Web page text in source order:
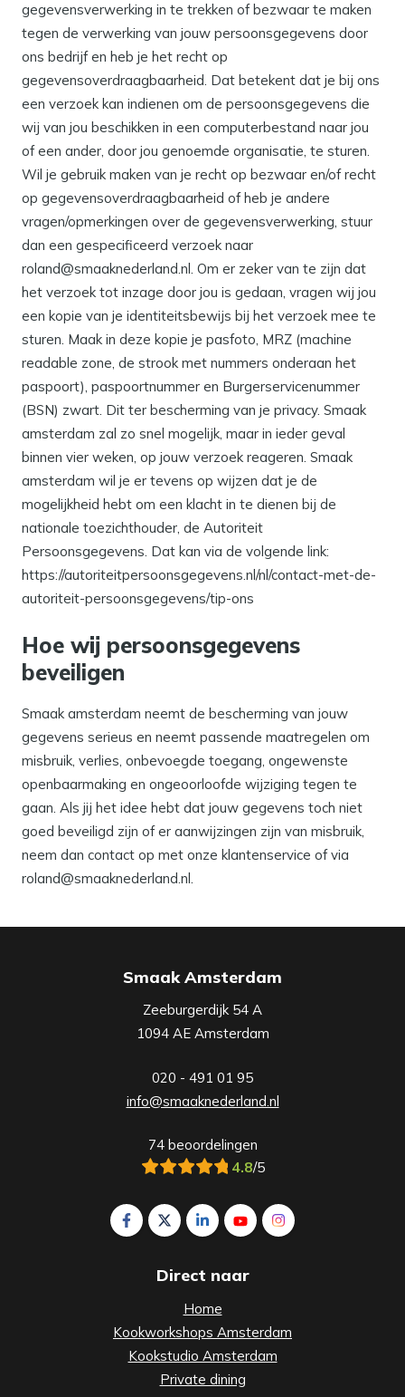
gegevensverwerking in te trekken of bezwaar te maken
tegen de verwerking van jouw persoonsgegevens door
ons bedrijf en heb je het recht op
gegevensoverdraagbaarheid. Dat betekent dat je bij ons
een verzoek kan indienen om de persoonsgegevens die
wij van jou beschikken in een computerbestand naar jou
of een ander, door jou genoemde organisatie, te sturen.
Wil je gebruik maken van je recht op bezwaar en/of recht
op gegevensoverdraagbaarheid of heb je andere
vragen/opmerkingen over de gegevensverwerking, stuur
dan een gespecificeerd verzoek naar
roland@smaaknederland.nl. Om er zeker van te zijn dat
het verzoek tot inzage door jou is gedaan, vragen wij jou
een kopie van je identiteitsbewijs bij het verzoek mee te
sturen. Maak in deze kopie je pasfoto, MRZ (machine
readable zone, de strook met nummers onderaan het
paspoort), paspoortnummer en Burgerservicenummer
(BSN) zwart. Dit ter bescherming van je privacy. Smaak
amsterdam zal zo snel mogelijk, maar in ieder geval
binnen vier weken, op jouw verzoek reageren. Smaak
amsterdam wil je er tevens op wijzen dat je de
mogelijkheid hebt om een klacht in te dienen bij de
nationale toezichthouder, de Autoriteit
Persoonsgegevens. Dat kan via de volgende link:
https://autoriteitpersoonsgegevens.nl/nl/contact-met-de-
autoriteit-persoonsgegevens/tip-ons
Hoe wij persoonsgegevens
beveiligen
Smaak amsterdam neemt de bescherming van jouw
gegevens serieus en neemt passende maatregelen om
misbruik, verlies, onbevoegde toegang, ongewenste
openbaarmaking en ongeoorloofde wijziging tegen te
gaan. Als jij het idee hebt dat jouw gegevens toch niet
goed beveiligd zijn of er aanwijzingen zijn van misbruik,
neem dan contact op met onze klantenservice of via
roland@smaaknederland.nl.
Smaak Amsterdam
Zeeburgerdijk 54 A
1094 AE Amsterdam
020 - 491 01 95
info@smaaknederland.nl
74 beoordelingen
4.8/5
Volg ons op Facebook Smaak Amsterdam
Volg ons op X Smaak Amsterdam
Volg ons op LinkedIn Smaak
Volg ons op YouTube
Volg ons op
Direct naar
Home
Kookworkshops Amsterdam
Kookstudio Amsterdam
Private dining